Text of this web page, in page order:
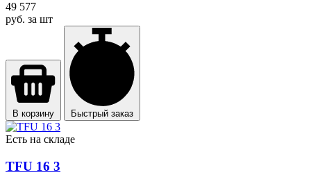
49 577
руб. за шт
В корзину Быстрый заказ
Есть на складе
TFU 16 3